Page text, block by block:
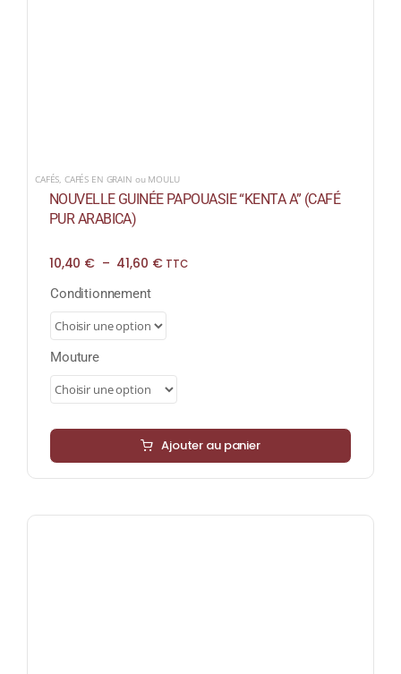
CAFÉS, CAFÉS EN GRAIN ou MOULU
NOUVELLE GUINÉE PAPOUASIE “KENTA A” (CAFÉ
PUR ARABICA)
10,40 € – 41,60 €Plage
à
TTC
Conditionnement
Mouture
Ajouter au panier